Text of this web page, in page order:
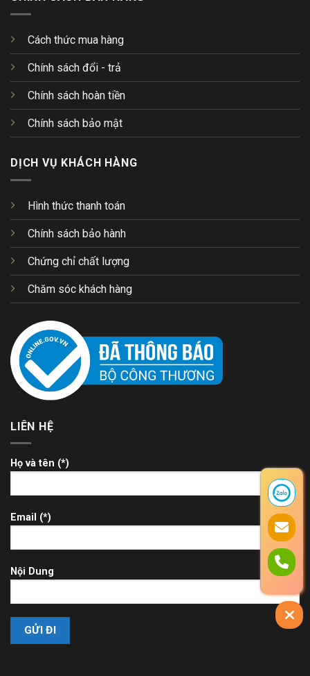
Cách thức mua hàng
Chính sách đổi - trả
Chính sách hoàn tiền
Chính sách bảo mật
DỊCH VỤ KHÁCH HÀNG
Hình thức thanh toán
Chính sách bảo hành
Chứng chỉ chất lượng
Chăm sóc khách hàng
LIÊN HỆ
Họ và tên (*)
Email (*)
Nội Dung